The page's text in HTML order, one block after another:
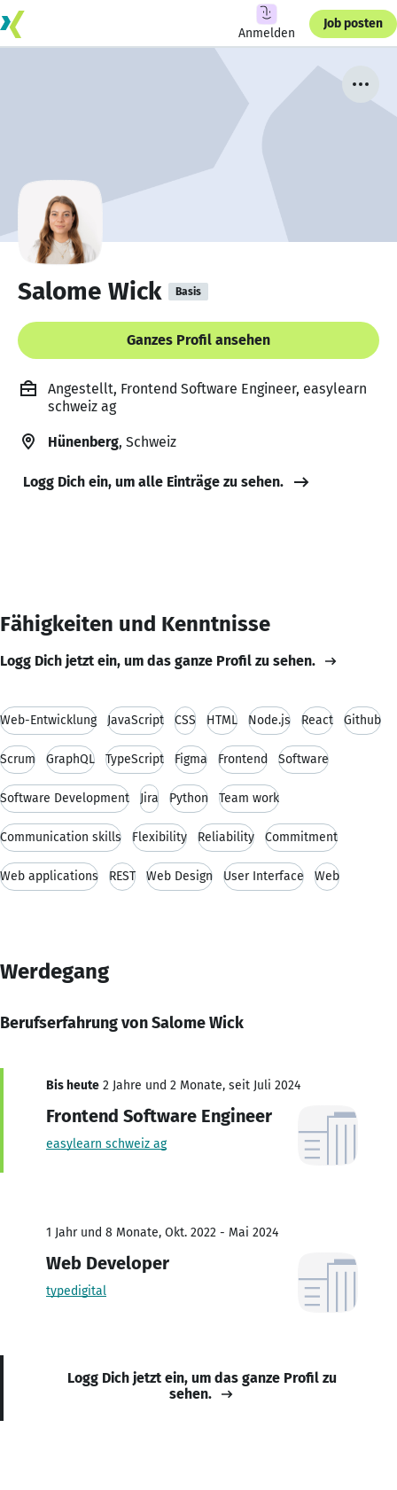
Anmelden
Job posten
Salome Wick Basis
Ganzes Profil ansehen
Angestellt, Frontend Software Engineer, easylearn
schweiz ag
Hünenberg, Schweiz
Logg Dich ein, um alle Einträge zu sehen.
Fähigkeiten und Kenntnisse
Logg Dich jetzt ein, um das ganze Profil zu sehen.
Web-Entwicklung JavaScript CSS HTML Node.js React Github
Scrum GraphQL TypeScript Figma Frontend Software
Software Development Jira Python Team work
Communication skills Flexibility Reliability Commitment
Web applications REST Web Design User Interface Web
Werdegang
Berufserfahrung von Salome Wick
Bis heute 2 Jahre und 2 Monate, seit Juli 2024
Frontend Software Engineer
easylearn schweiz ag
1 Jahr und 8 Monate, Okt. 2022 - Mai 2024
Web Developer
typedigital
Logg Dich jetzt ein, um das ganze Profil zu
sehen.